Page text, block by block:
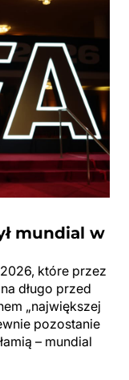
mundial w
które przez
długo przed
„największej
pozostanie
– mundial